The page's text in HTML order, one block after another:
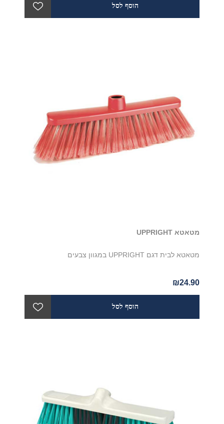
מטאטא UPPRIGHT
מטאטא לבית דגם UPPRIGHT במגוון צבעים
₪24.90